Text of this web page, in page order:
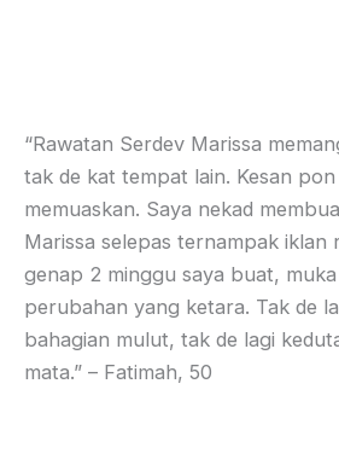
“Rawatan Serdev Marissa
tak de kat tempat lain. Kesan
memuaskan. Saya nekad
Marissa selepas ternampak iklan
genap 2 minggu saya buat,
perubahan yang ketara. Tak de
bahagian mulut, tak de lagi
mata.” – Fatimah, 50